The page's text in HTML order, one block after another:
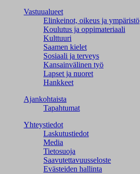
Vastuualueet
Elinkeinot, oikeus ja ympäristö
Koulutus ja oppimateriaali
Kulttuuri
Saamen kielet
Sosiaali ja terveys
Kansainvälinen työ
Lapset ja nuoret
Hankkeet
Ajankohtaista
Tapahtumat
Yhteystiedot
Laskutustiedot
Media
Tietosuoja
Saavutettavuusseloste
Evästeiden hallinta